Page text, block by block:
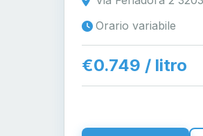
Orario variabile
€0.749 / litro